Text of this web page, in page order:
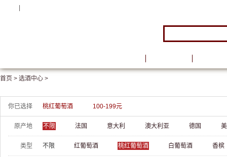
首页 > 选酒中心 >
你已选择 桃红葡萄酒 100-199元
原产地 不限 法国 意大利 澳大利亚 德国
类型 不限 红葡萄酒 桃红葡萄酒 白葡萄酒 香槟